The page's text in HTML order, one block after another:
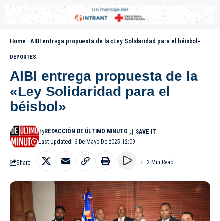
Home - AIBI entrega propuesta de la «Ley Solidaridad para el béisbol»
DEPORTES
AIBI entrega propuesta de la
«Ley Solidaridad para el
béisbol»
Last Updated: 6 De Mayo De 2025 12:09
ByREDACCIÓN DE ÚLTIMO MINUTO
Share 2 Min Read